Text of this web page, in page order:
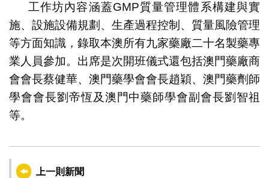
工作坊內容涵蓋GMP質量管理體系構建與實
施、設施設備規劃、生產過程控制、質量風險管理
等方面知識，錄取本澳所有九家藥廠二十名製藥專
業人員參加。出席是次開班儀式還包括澳門藥廠商
會會長蔡健華、澳門藥學會會長趙穎、澳門藥劑師
學會會長劉帝恆及澳門中藥師學會副會長劉智祖
等。
上一則新聞